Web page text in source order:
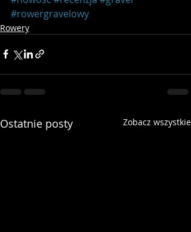
#rowergravelowy
Rowery
Ostatnie posty Zobacz wszystkie